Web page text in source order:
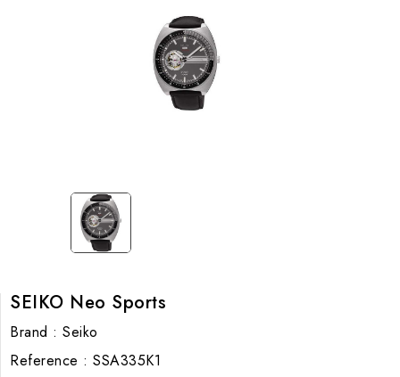
SEIKO Neo Sports
Brand : Seiko
Reference : SSA335K1